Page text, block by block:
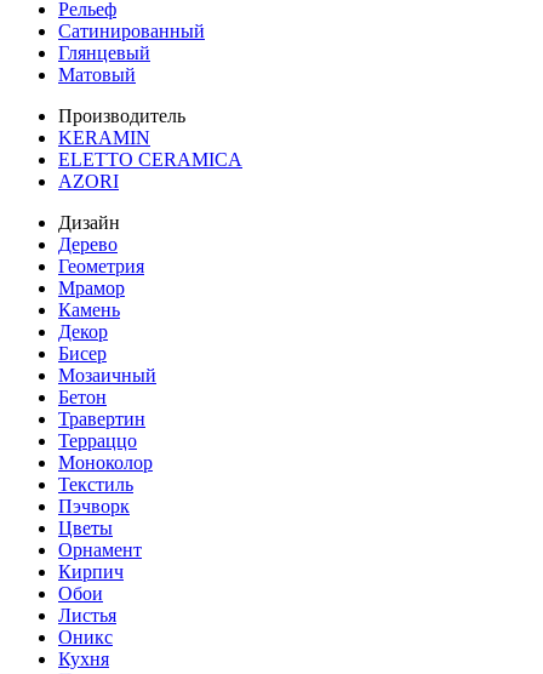
Рельеф
Сатинированный
Глянцевый
Матовый
Производитель
KERAMIN
ELETTO CERAMICA
AZORI
Дизайн
Дерево
Геометрия
Мрамор
Камень
Декор
Бисер
Мозаичный
Бетон
Травертин
Терраццо
Моноколор
Текстиль
Пэчворк
Цветы
Орнамент
Кирпич
Обои
Листья
Оникс
Кухня